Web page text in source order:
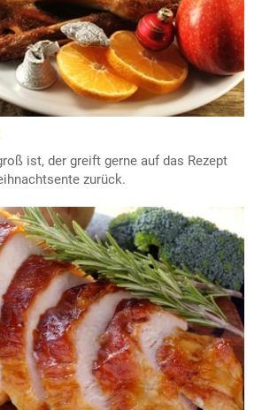
ist, der greift gerne auf das Rezept
zurück.